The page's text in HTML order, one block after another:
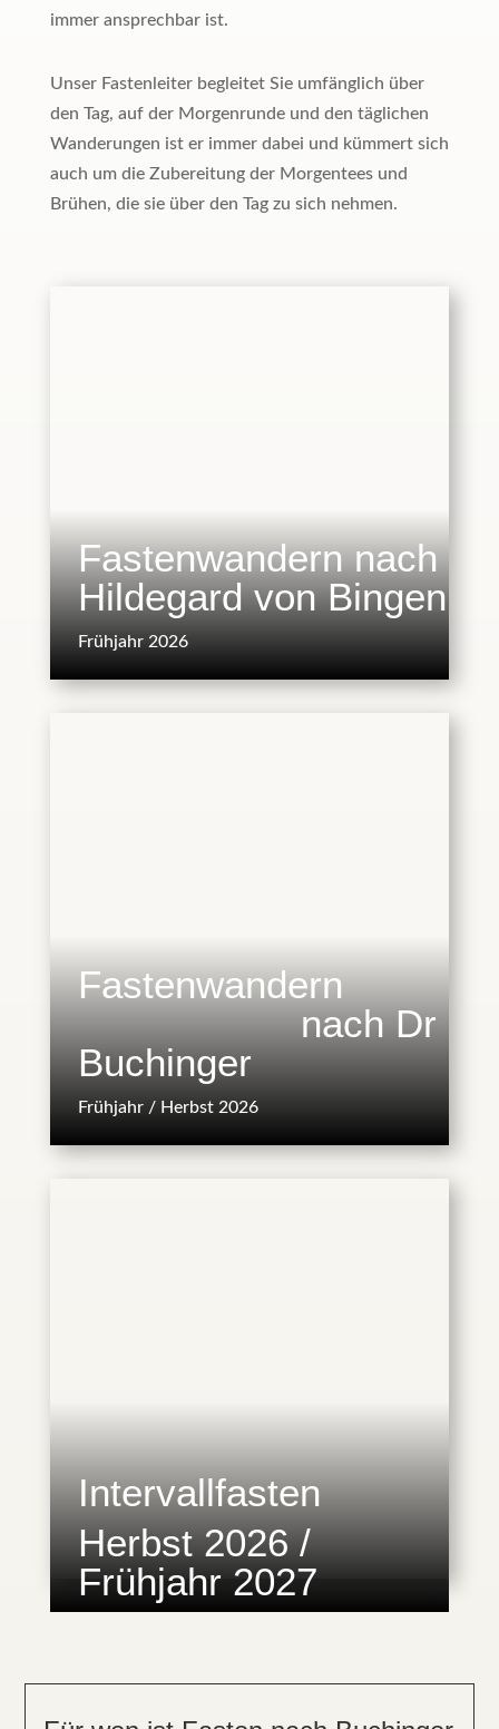
immer ansprechbar ist.
Unser Fastenleiter begleitet Sie umfänglich über
den Tag, auf der Morgenrunde und den täglichen
Wanderungen ist er immer dabei und kümmert sich
auch um die Zubereitung der Morgentees und
Brühen, die sie über den Tag zu sich nehmen.
Fastenwandern nach
Hildegard von Bingen
Frühjahr 2026
Fastenwandern
nach Dr
Buchinger
Frühjahr / Herbst 2026
Intervallfasten
Herbst 2026 /
Frühjahr 2027